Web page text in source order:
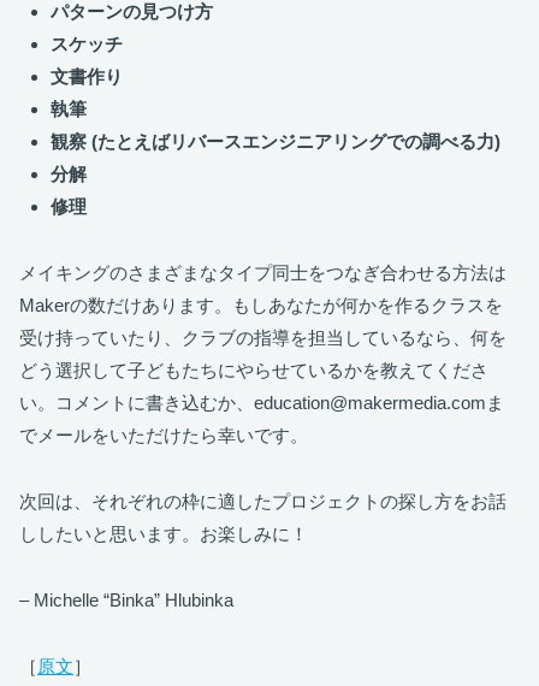
パターンの見つけ方
スケッチ
文書作り
執筆
観察 (たとえばリバースエンジニアリングでの調べる力)
分解
修理
メイキングのさまざまなタイプ同士をつなぎ合わせる方法は
Makerの数だけあります。もしあなたが何かを作るクラスを
受け持っていたり、クラブの指導を担当しているなら、何を
どう選択して子どもたちにやらせているかを教えてくださ
い。コメントに書き込むか、education@makermedia.comま
でメールをいただけたら幸いです。
次回は、それぞれの枠に適したプロジェクトの探し方をお話
ししたいと思います。お楽しみに！
– Michelle “Binka” Hlubinka
［ 原文］